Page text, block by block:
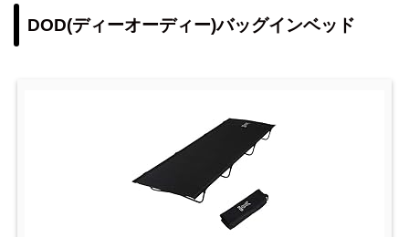
DOD(ディーオーディー)バッグインベッド